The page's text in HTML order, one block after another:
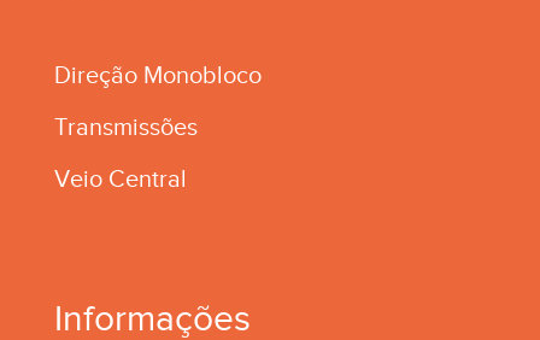
Direção Monobloco
Transmissões
Veio Central
Informações